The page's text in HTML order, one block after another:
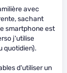
avec
sachant
smartphone est
j'utilise
quotidien).
d'utiliser un